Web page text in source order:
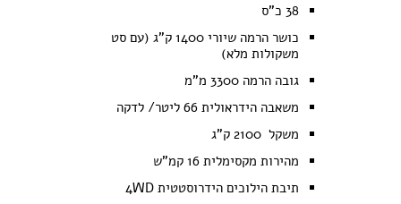
38 כ"ס
כושר הרמה שיורי 1400 ק"ג (עם סט
משקולות מלא)
גובה הרמה 3300 מ"מ
משאבה הידראולית 66 ליטר/ לדקה
משקל 2100 ק"ג
מהירות מקסימלית 16 קמ"ש
תיבת הילוכים הידרוסטטית 4WD